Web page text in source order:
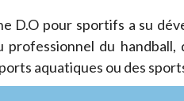
D.O pour sportifs a su
professionnel du
aquatiques ou des